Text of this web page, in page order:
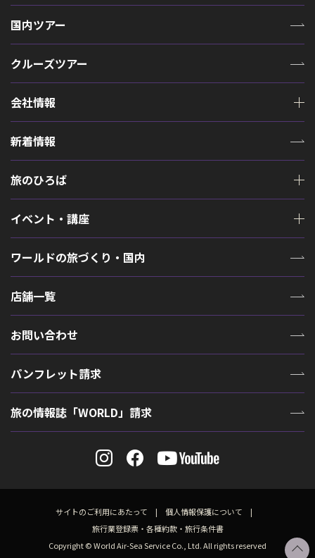
国内ツアー
クルーズツアー
会社情報
新着情報
旅のひろば
イベント・講座
ワールドの旅づくり・国内
店舗一覧
お問い合わせ
パンフレット請求
旅の情報誌「WORLD」請求
サイトのご利用にあたって
個人情報保護について
旅行業登録票・各種約款・旅行条件書
Copyright © World Air-Sea Service Co., Ltd. All rights reserved